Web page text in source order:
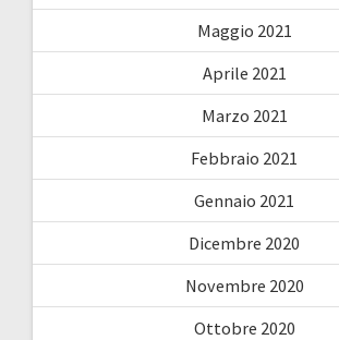
Maggio 2021
Aprile 2021
Marzo 2021
Febbraio 2021
Gennaio 2021
Dicembre 2020
Novembre 2020
Ottobre 2020